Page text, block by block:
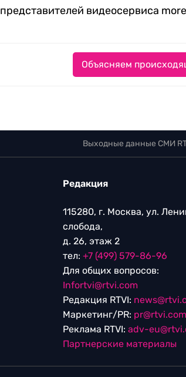
представителей видеосервиса
Объясняем
Выходные данные СМИ
Редакция
115280, г. Москва, ул.
слобода,
д. 26, этаж 2
тел: +7 (499) 579-86-96
Для общих вопросов:
Infortvi@rtvi.com
Редакция RTVI:
Маркетинг/PR: pr@rtvi.com
Реклама RTVI: adv-
Партнерские материалы